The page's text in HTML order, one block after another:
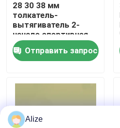
Путешествие фабрики
Проверка качества
Новости
28 30 38 мм
толкатель-
вытягиватель 2-
начало спортивная
капсула пластиковая
капсула
Отправить запрос
Alize